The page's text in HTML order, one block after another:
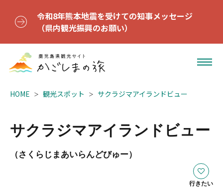
令和8年熊本地震を受けての知事メッセージ
（県内観光振興のお願い）
HOME 観光スポット サクラジマアイランドビュー
サクラジマアイランドビュー
（さくらじまあいらんどびゅー）
行きたい